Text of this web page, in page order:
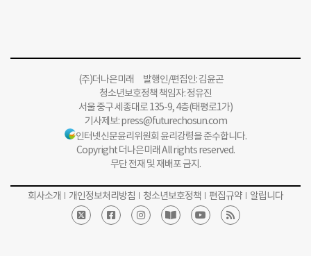
(주)더나은미래 발행인/편집인: 김윤곤
청소년보호정책 책임자: 정유진
서울 중구 세종대로 135-9, 4층(태평로1가)
기사제보:press@futurechosun.com
인터넷신문윤리위원회 윤리강령을 준수합니다.
Copyright 더나은미래 All rights reserved.
무단 전재 및 재배포 금지.
회사소개 개인정보처리방침 청소년보호정책 편집규약 알립니다